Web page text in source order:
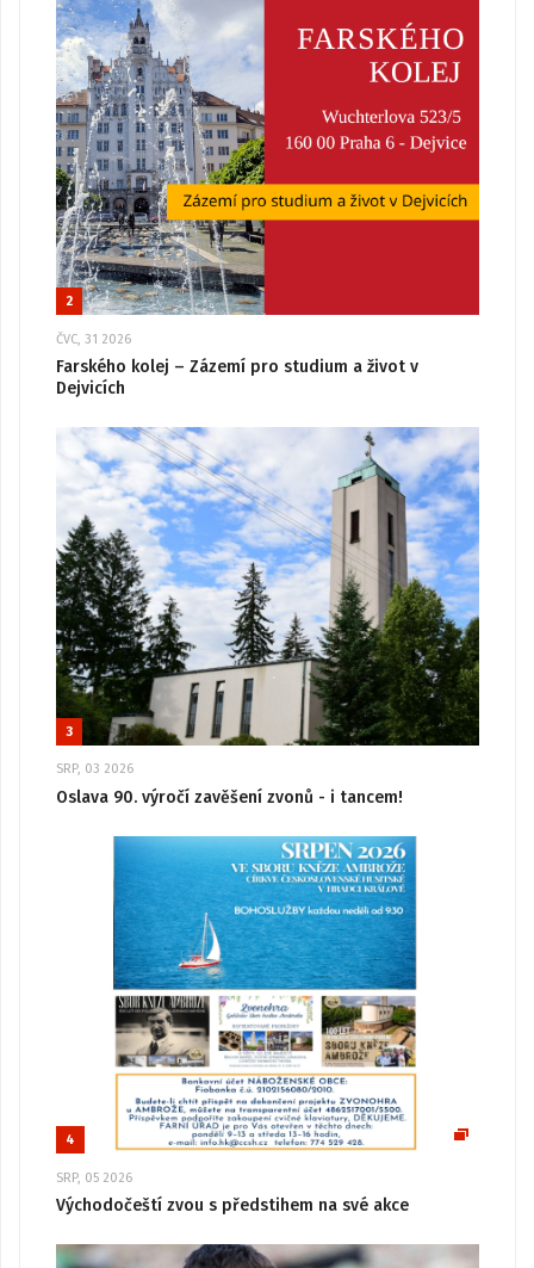
2
ČVC, 31 2026
Farského kolej – Zázemí pro studium a život v
Dejvicích
3
SRP, 03 2026
Oslava 90. výročí zavěšení zvonů - i tancem!
4
SRP, 05 2026
Východočeští zvou s předstihem na své akce